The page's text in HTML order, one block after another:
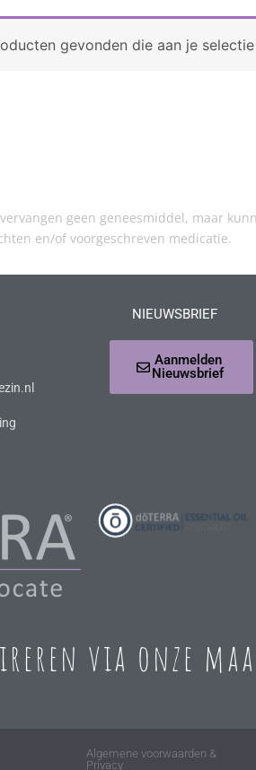
gevonden die aan je
geen geneesmiddel, maar
en/of voorgeschreven medicatie.
NIEUWSBRIEF
Aanmelden
Nieuwsbrief
via onze
Algemene voorwaarden &
Privacy